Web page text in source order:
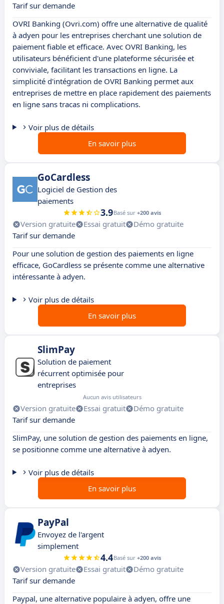
Tarif sur demande
OVRI Banking (Ovri.com) offre une alternative de qualité
à adyen pour les entreprises cherchant une solution de
paiement fiable et efficace. Avec OVRI Banking, les
utilisateurs bénéficient d'une plateforme sécurisée et
conviviale, facilitant les transactions en ligne. La
simplicité d'intégration de OVRI Banking permet aux
entreprises de mettre en place rapidement des paiements
en ligne sans tracas ni complications.
Voir plus de détails
En savoir plus
GoCardless
Logiciel de Gestion des
paiements
3.9Basé sur +200 avis
Version gratuite Essai gratuit
Démo gratuite
Tarif sur demande
Pour une solution de gestion des paiements en ligne
efficace, GoCardless se présente comme une alternative
intéressante à adyen.
Voir plus de détails
En savoir plus
SlimPay
Solution de paiement
récurrent optimisée pour
entreprises
Aucun avis utilisateurs
Version gratuite Essai gratuit
Démo gratuite
Tarif sur demande
SlimPay, une solution de gestion des paiements en ligne,
se positionne comme une alternative à adyen.
Voir plus de détails
En savoir plus
PayPal
Envoyez de l'argent
simplement
4.4Basé sur +200 avis
Version gratuite Essai gratuit
Démo gratuite
Tarif sur demande
Paypal, une alternative populaire à adyen, offre une